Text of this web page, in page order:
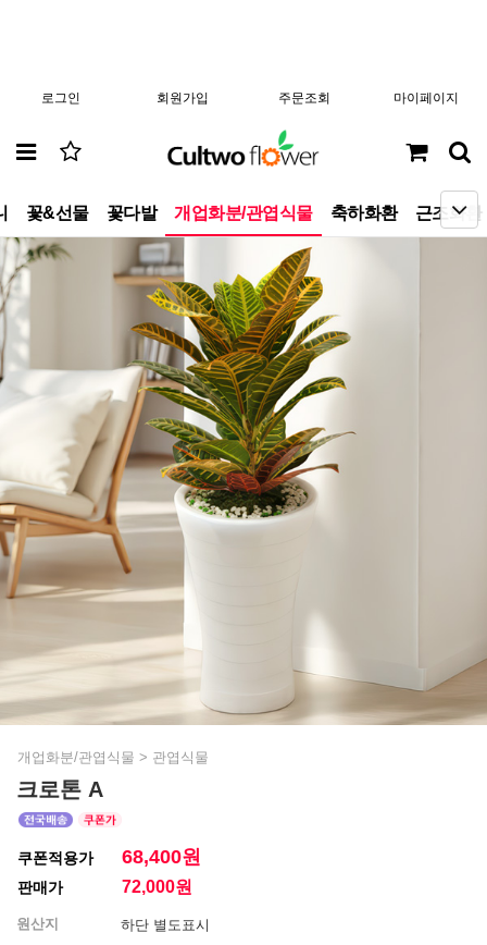
로그인 회원가입 주문조회 마이페이지
꽃&선물 꽃다발 개업화분/관엽식물 축하화환 근조화환
개업화분/관엽식물 > 관엽식물
크로톤 A
쿠폰적용가 68,400원
판매가 72,000원
원산지
하단 별도표시